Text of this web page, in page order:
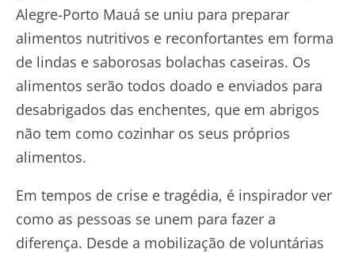
Alegre-Porto Mauá se uniu para preparar
alimentos nutritivos e reconfortantes em forma
de lindas e saborosas bolachas caseiras. Os
alimentos serão todos doado e enviados para
desabrigados das enchentes, que em abrigos
não tem como cozinhar os seus próprios
alimentos.
Em tempos de crise e tragédia, é inspirador ver
como as pessoas se unem para fazer a
diferença. Desde a mobilização de voluntárias